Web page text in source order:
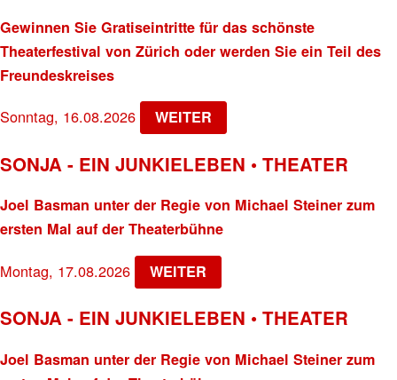
Gewinnen Sie Gratiseintritte für das schönste
Theaterfestival von Zürich oder werden Sie ein Teil des
Freundeskreises
Sonntag, 16.08.2026 WEITER
SONJA - EIN JUNKIELEBEN • THEATER
Joel Basman unter der Regie von Michael Steiner zum
ersten Mal auf der Theaterbühne
Montag, 17.08.2026 WEITER
SONJA - EIN JUNKIELEBEN • THEATER
Joel Basman unter der Regie von Michael Steiner zum